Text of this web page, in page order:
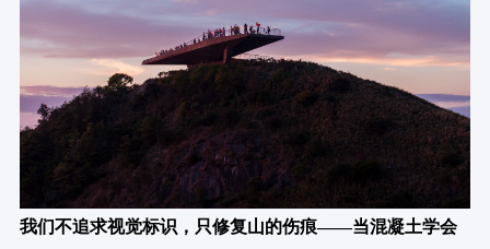
我们不追求视觉标识，只修复山的伤痕——当混凝土学会